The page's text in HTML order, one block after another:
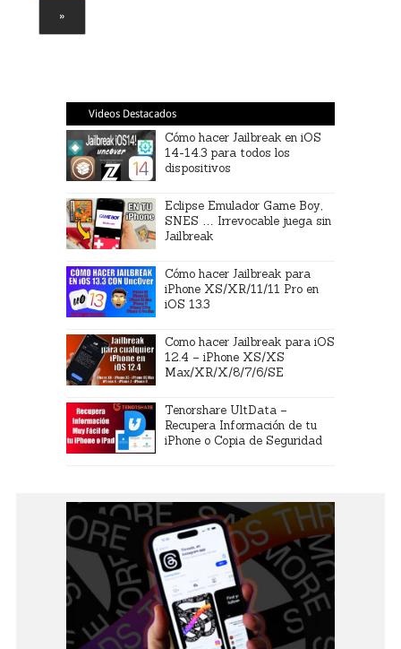
»
Videos Destacados
Cómo hacer Jailbreak en iOS
14-14.3 para todos los
dispositivos
Eclipse Emulador Game Boy,
SNES … Irrevocable juega sin
Jailbreak
Cómo hacer Jailbreak para
iPhone XS/XR/11/11 Pro en
iOS 13.3
Como hacer Jailbreak para iOS
12.4 – iPhone XS/XS
Max/XR/X/8/7/6/SE
Tenorshare UltData –
Recupera Información de tu
iPhone o Copia de Seguridad